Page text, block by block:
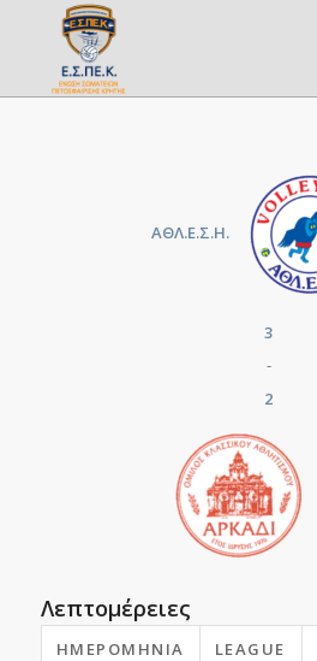
ΑΘΛ.Ε.Σ.Η.
3
-
2
Λεπτομέρειες
ΗΜΕΡΟΜΗΝΊΑ LEAGUE